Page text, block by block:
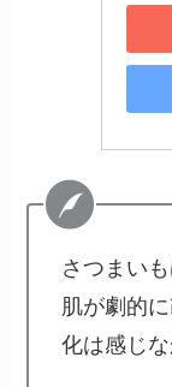
さつまい
肌が劇的
化は感じな